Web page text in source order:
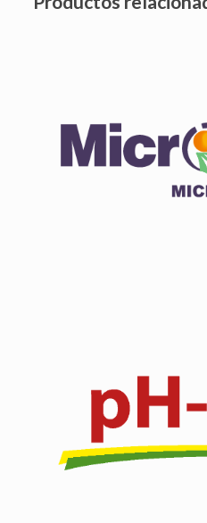
Click edit button to change
sit
Ver
Click edit button to change
sit